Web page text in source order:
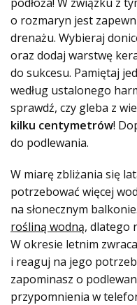
o rozmaryn jest
drenażu. Wybieraj
oraz dodaj warstwę
do sukcesu. Pamiętaj
według ustalonego
sprawdź, czy gleba z
kilku centymetrów!
do podlewania.
W miarę zbliżania się
potrzebować więcej
na słonecznym balkonie.
rośliną wodną, dlatego
W okresie letnim
i reaguj na jego
zapominasz o
przypomnienia w